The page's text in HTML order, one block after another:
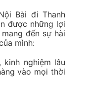
Bài đi Thanh
được những lợi
đến sự hài
mình:
nghiệm lâu
vào mọi thời